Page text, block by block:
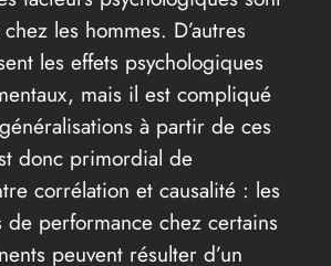
les hommes. D’autres
les effets psychologiques
mais il est compliqué
à partir de ces
donc primordial de
corrélation et causalité : les
de performance chez certains
peuvent résulter d’un